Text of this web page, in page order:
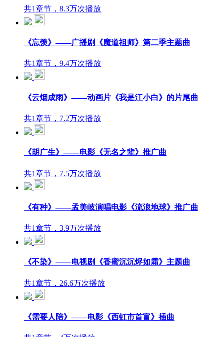
共1章节，8.3万次播放
《忘羡》——广播剧《魔道祖师》第二季主题曲
共1章节，9.4万次播放
《云烟成雨》——动画片《我是江小白》的片尾曲
共1章节，7.2万次播放
《胡广生》——电影《无名之辈》推广曲
共1章节，7.5万次播放
《有种》——孟美岐演唱电影《流浪地球》推广曲
共1章节，3.9万次播放
《不染》——电视剧《香蜜沉沉烬如霜》主题曲
共1章节，26.6万次播放
《需要人陪》——电影《西虹市首富》插曲